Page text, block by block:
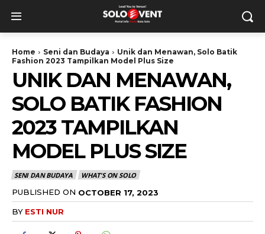
Home Seni dan Budaya
Unik dan Menawan, Solo Batik
Fashion 2023 Tampilkan Model Plus Size
UNIK DAN MENAWAN,
SOLO BATIK FASHION
2023 TAMPILKAN
MODEL PLUS SIZE
SENI DAN BUDAYA WHAT'S ON SOLO
PUBLISHED ON OCTOBER 17, 2023
BY ESTI NUR